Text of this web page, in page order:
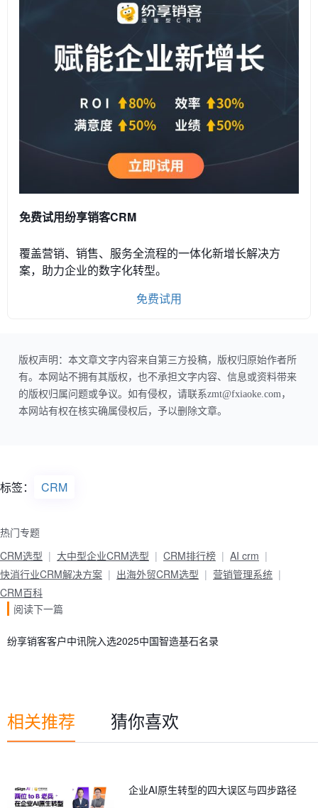
免费试用纷享销客CRM
覆盖营销、销售、服务全流程的一体化新增长解决方
案，助力企业的数字化转型。
免费试用
版权声明：本文章文字内容来自第三方投稿，版权归原始作者所
有。本网站不拥有其版权，也不承担文字内容、信息或资料带来
的版权归属问题或争议。如有侵权，请联系zmt@fxiaoke.com，
本网站有权在核实确属侵权后，予以删除文章。
标签： CRM
热门专题
CRM选型
大中型企业CRM选型 CRM排行榜
AI crm
快消行业CRM解决方案
出海外贸CRM选型
营销管理系统
CRM百科
阅读下一篇
纷享销客客户中讯院入选2025中国智造基石名录
相关推荐 猜你喜欢
企业AI原生转型的四大误区与四步路径